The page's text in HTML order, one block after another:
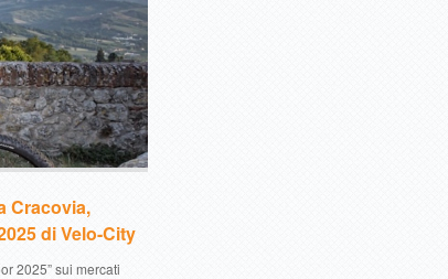
Cracovia,
di Velo-City
2025” sui mercati